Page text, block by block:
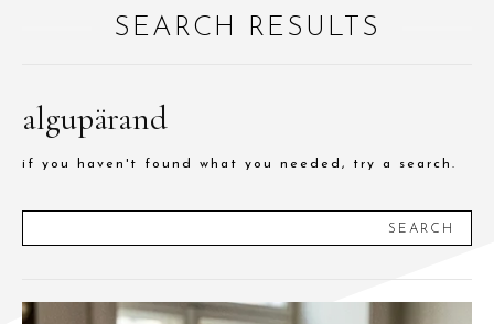
SEARCH RESULTS
algupärand
if you haven't found what you needed, try a search.
SEARCH